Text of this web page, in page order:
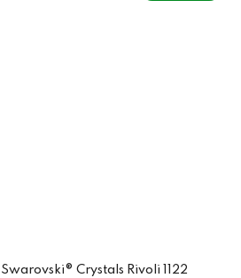
Swarovski® Crystals Rivoli 1122